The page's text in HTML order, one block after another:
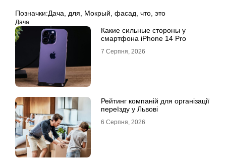
Позначки:Дача для Мокрый фасад что это
Дача
Какие сильные стороны у
смартфона iPhone 14 Pro
7 Серпня, 2026
Рейтинг компаній для організації
переїзду у Львові
6 Серпня, 2026